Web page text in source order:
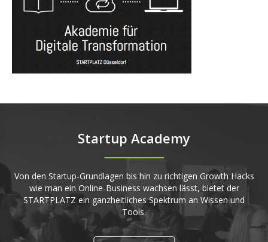
Startup Academy
Von den Startup-Grundlagen bis hin zu richtigen Growth Hacks
wie man ein Online-Business wachsen lässt, bietet der
STARTPLATZ ein ganzheitliches Spektrum an Wissen und
Tools.